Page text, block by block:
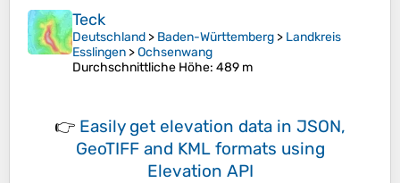
Teck
Deutschland > Baden-Württemberg > Landkreis
Esslingen >Ochsenwang
Durchschnittliche Höhe: 489 m
👉 Easily get elevation data in JSON,
GeoTIFF and KML formats using
Elevation API